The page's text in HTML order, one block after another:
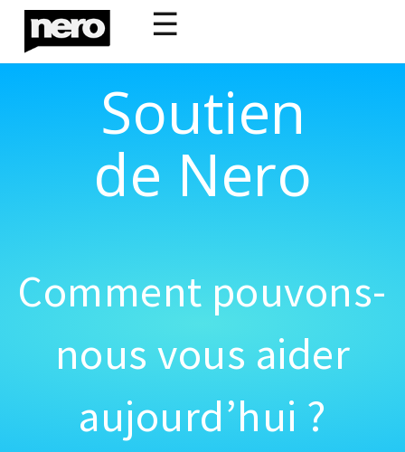
☰
Soutien
de Nero
Comment pouvons-
nous vous aider
aujourd’hui ?